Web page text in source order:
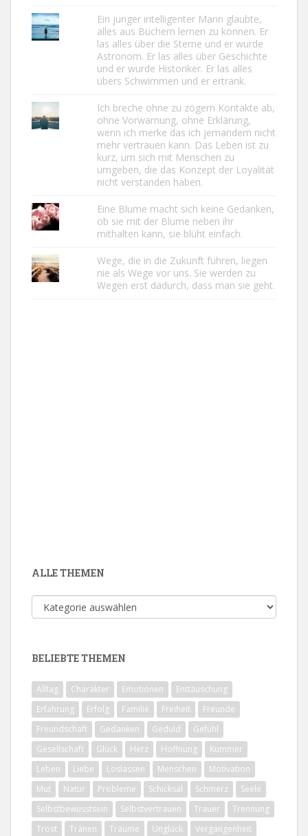
Ein junger intelligenter Mann glaubte,
alles aus Büchern lernen zu können. Er
las alles über die Sterne und er wurde
Astronom. Er las alles über Geschichte
und er wurde Historiker. Er las alles
übers Schwimmen und er ertrank.
Ich breche ohne zu zögern Kontakte ab,
ohne Vorwarnung, ohne Erklärung,
wenn ich merke das ich jemandem nicht
mehr vertrauen kann. Das Leben ist zu
kurz, um sich mit Menschen zu
umgeben, die das Konzept der Loyalität
nicht verstanden haben.
Eine Blume macht sich keine Gedanken,
ob sie mit der Blume neben ihr
mithalten kann, sie blüht einfach.
Wege, die in die Zukunft führen, liegen
nie als Wege vor uns. Sie werden zu
Wegen erst dadurch, dass man sie geht.
ALLE THEMEN
Alle
Themen
BELIEBTE THEMEN
Alltag Charakter Emotionen
Enttäuschung
Erfahrung
Erfolg Familie Freiheit
Freunde
Freundschaft
Gedanken Geduld
Gefühl
Gesellschaft
Glück Herz Hoffnung
Kummer
Leben
Liebe Loslassen Menschen
Motivation
Mut
Natur Probleme Schicksal Schmerz
Seele
Selbstbewusstsein
Selbstvertrauen Trauer
Trennung
Trost
Tränen Träume Unglück
Vergangenheit